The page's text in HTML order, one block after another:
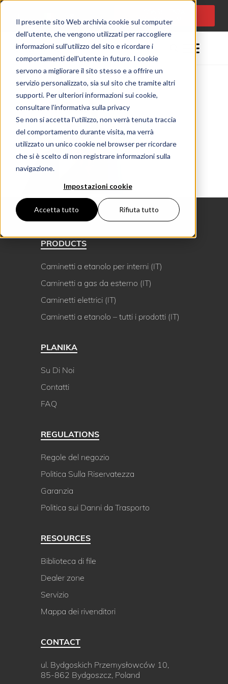
Il presente sito Web archivia cookie sul computer
dell'utente, che vengono utilizzati per raccogliere
informazioni sull'utilizzo del sito e ricordare i
comportamenti dell'utente in futuro. I cookie
servono a migliorare il sito stesso e a offrire un
servizio personalizzato, sia sul sito che tramite altri
supporti. Per ulteriori informazioni sui cookie,
consultare l'informativa sulla privacy
Se non si accetta l'utilizzo, non verrà tenuta traccia
del comportamento durante visita, ma verrà
utilizzato un unico cookie nel browser per ricordare
che si è scelto di non registrare informazioni sulla
navigazione.
Impostazioni cookie
Accetta tutto Rifiuta tutto
PROGETTUALE
PRODUCTS
Caminetti a etanolo per interni (IT)
Caminetti a gas da esterno (IT)
Caminetti elettrici (IT)
Caminetti a etanolo – tutti i prodotti (IT)
PLANIKA
Su Di Noi
Contatti
FAQ
REGULATIONS
Regole del negozio
Politica Sulla Riservatezza
Garanzia
Politica sui Danni da Trasporto
RESOURCES
Biblioteca di file
Dealer zone
Servizio
Mappa dei rivenditori
CONTACT
ul. Bydgoskich Przemysłowców 10,
85-862 Bydgoszcz, Poland